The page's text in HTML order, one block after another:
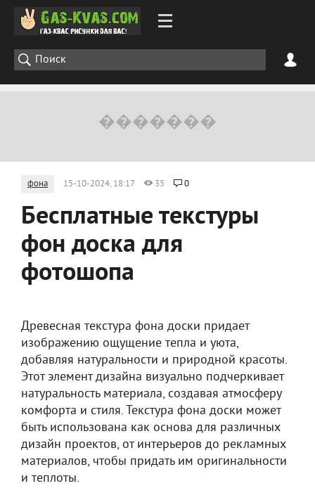
фона 15-10-2024, 18:17 35 0
Бесплатные текстуры
фон доска для
фотошопа
Древесная текстура фона доски придает
изображению ощущение тепла и уюта,
добавляя натуральности и природной красоты.
Этот элемент дизайна визуально подчеркивает
натуральность материала, создавая атмосферу
комфорта и стиля. Текстура фона доски может
быть использована как основа для различных
дизайн проектов, от интерьеров до рекламных
материалов, чтобы придать им оригинальности
и теплоты.